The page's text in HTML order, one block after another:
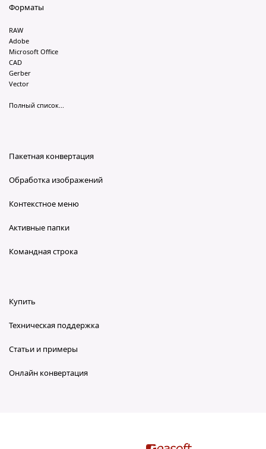
Форматы
RAW
Adobe
Microsoft Office
CAD
Gerber
Vector
Полный список...
Пакетная конвертация
Обработка изображений
Контекстное меню
Активные папки
Командная строка
Купить
Техническая поддержка
Статьи и примеры
Онлайн конвертация